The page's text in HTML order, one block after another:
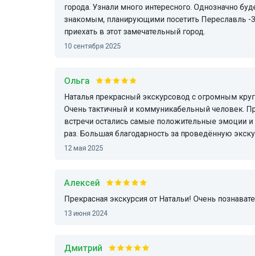
города. Узнали много интересного. Однозначно
знакомым, планирующими посетить Переславль -
приехать в этот замечательный город.
10 сентября 2025
Ольга
Наталья прекрасный экскурсовод с огромным кругозором и любовью к своему городу.
Очень тактичный и коммуникабельный человек.
встречи остались самые положительные эмоции
раз. Большая благодарность за проведённую
12 мая 2025
Алексей
Прекрасная экскурсия от Натальи! Очень
13 июня 2024
Дмитрий